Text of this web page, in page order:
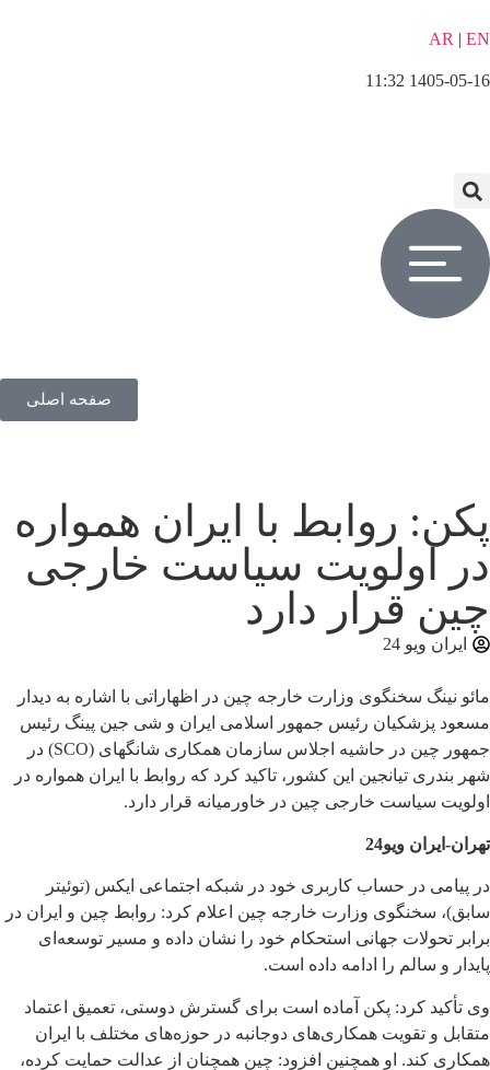
AR | EN
1405-05-16 11:32
صفحه اصلی
پکن: روابط با ایران همواره
در اولویت سیاست خارجی
چین قرار دارد
ایران ویو 24
مائو نینگ سخنگوی وزارت خارجه چین در اظهاراتی با اشاره به دیدار
مسعود پزشکیان رئیس جمهور اسلامی ایران و شی جین پینگ رئیس
جمهور چین در حاشیه اجلاس سازمان همکاری شانگهای (SCO) در
شهر بندری تیانجین این کشور، تاکید کرد که روابط با ایران همواره در
اولویت سیاست خارجی چین در خاورمیانه قرار دارد.
تهران-ایران ویو24
در پیامی در حساب کاربری خود در شبکه اجتماعی ایکس (توئیتر
سابق)، سخنگوی وزارت خارجه چین اعلام کرد: روابط چین و ایران در
برابر تحولات جهانی استحکام خود را نشان داده و مسیر توسعه‌ای
پایدار و سالم را ادامه داده است.
وی تأکید کرد: پکن آماده است برای گسترش دوستی، تعمیق اعتماد
متقابل و تقویت همکاری‌های دوجانبه در حوزه‌های مختلف با ایران
همکاری کند. او همچنین افزود: چین همچنان از عدالت حمایت کرده،